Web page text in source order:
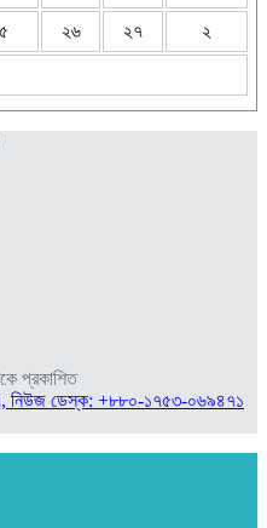
২৬ ২৭ ২
প্রকাশিত
নিউজ ডেস্ক: +৮৮০-১৭৫৩-০৬৯৪৭১